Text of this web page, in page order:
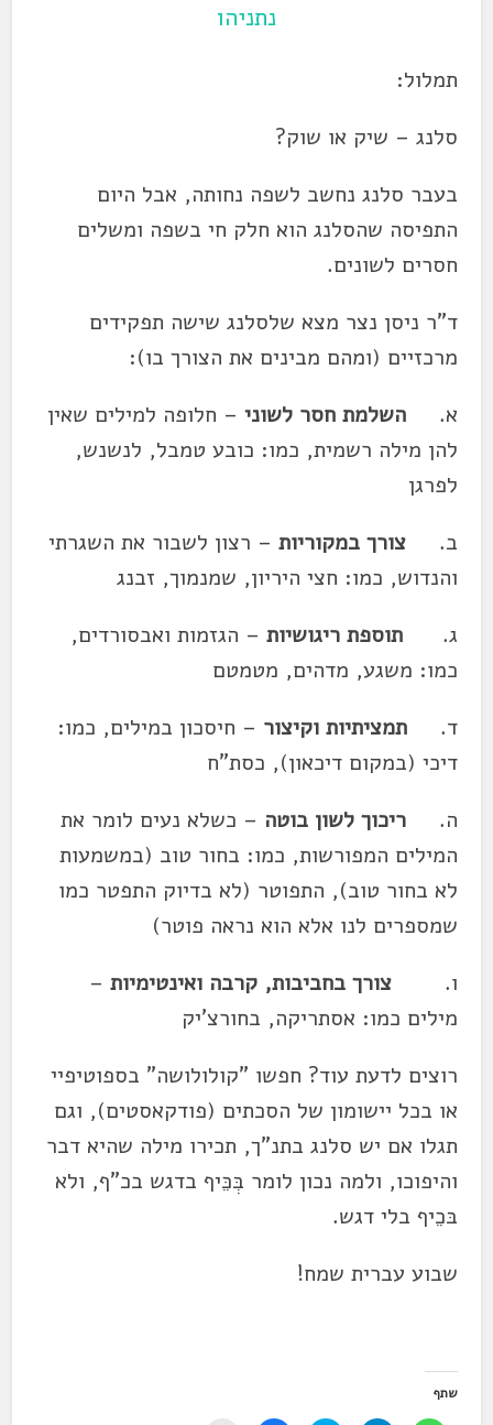
נתניהו
תמלול:
סלנג – שיק או שוק?
בעבר סלנג נחשב לשפה נחותה, אבל היום
התפיסה שהסלנג הוא חלק חי בשפה ומשלים
חסרים לשונים.
ד"ר ניסן נצר מצא שלסלנג שישה תפקידים
מרכזיים (ומהם מבינים את הצורך בו):
א.השלמת חסר לשוני – חלופה למילים שאין
להן מילה רשמית, כמו: כובע טמבל, לנשנש,
לפרגן
ב.צורך במקוריות – רצון לשבור את השגרתי
והנדוש, כמו: חצי היריון, שמנמוך, זבנג
ג.תוספת ריגושיות – הגזמות ואבסורדים,
כמו: משגע, מדהים, מטמטם
ד.תמציתיות וקיצור – חיסכון במילים, כמו:
דיכי (במקום דיכאון), כסת"ח
ה.
ריכוך לשון בוטה – כשלא נעים לומר את
המילים המפורשות, כמו: בחור טוב (במשמעות
לא בחור טוב), התפוטר (לא בדיוק התפטר כמו
שמספרים לנו אלא הוא נראה פוטר)
ו.צורך בחביבות, קרבה ואינטימיות –
מילים כמו: אסתריקה, בחורצ'יק
רוצים לדעת עוד? חפשו "קולולושה" בספוטיפיי
או בכל יישומון של הסכתים (פודקאסטים), וגם
תגלו אם יש סלנג בתנ"ך, תכירו מילה שהיא דבר
והיפוכו, ולמה נכון לומר בְּכֵּיף בדגש בכ"ף, ולא
בּכֵיף בלי דגש.
שבוע עברית שמח!
שתף